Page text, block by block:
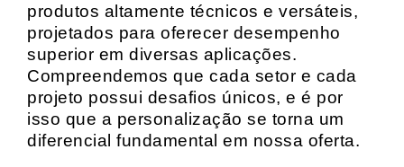
produtos altamente técnicos e versáteis,
projetados para oferecer desempenho
superior em diversas aplicações.
Compreendemos que cada setor e cada
projeto possui desafios únicos, e é por
isso que a personalização se torna um
diferencial fundamental em nossa oferta.